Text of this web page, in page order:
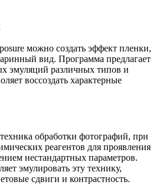
можно создать эффект пленки,
вид. Программа предлагает
эмуляций различных типов и
воссоздать характерные
обработки фотографий, при
реагентов для проявления
нестандартных параметров.
эмулировать эту технику,
сдвиги и контрастность.